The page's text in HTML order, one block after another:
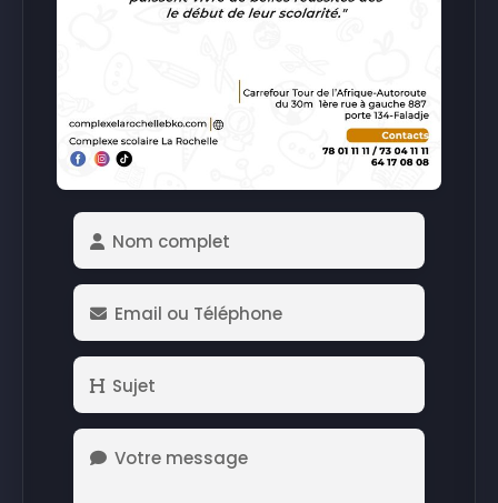
Nom complet
Email ou Téléphone
Sujet
Votre message